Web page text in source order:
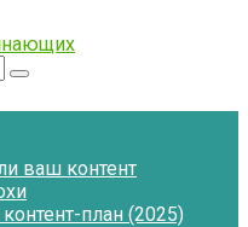
ваш контент
план (2025)